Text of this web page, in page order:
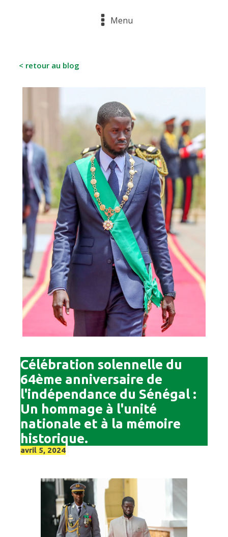
Menu
< retour au blog
Célébration solennelle du
64ème anniversaire de
l'indépendance du Sénégal :
Un hommage à l'unité
nationale et à la mémoire
historique.
avril 5, 2024